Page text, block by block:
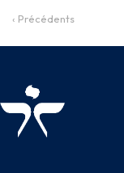
‹ Précédents